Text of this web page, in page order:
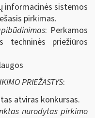
informacinės sistemos
pirkimas.
: Perkamos
techninės priežiūros
PRIEŽASTYS:
atviras konkursas.
nurodytas pirkimo